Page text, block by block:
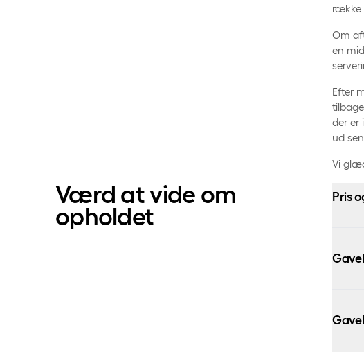
række
Om
en
Efter
der er
ud
Vi
Værd at vide om
opholdet
Pris